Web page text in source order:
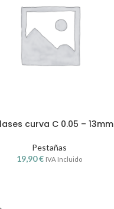
curva C 0.05 – 13mm
Pestañas
19,90€ IVA Incluido